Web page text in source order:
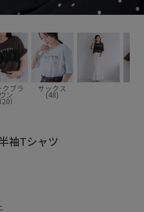
クブラ
ウン
(20)
サックス
(48)
袖Tシャツ